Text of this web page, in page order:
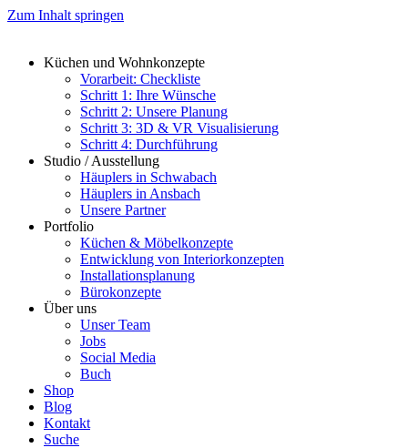
Zum Inhalt springen
Küchen und Wohnkonzepte
Vorarbeit: Checkliste
Schritt 1: Ihre Wünsche
Schritt 2: Unsere Planung
Schritt 3: 3D & VR Visualisierung
Schritt 4: Durchführung
Studio / Ausstellung
Häuplers in Schwabach
Häuplers in Ansbach
Unsere Partner
Portfolio
Küchen & Möbelkonzepte
Entwicklung von Interiorkonzepten
Installationsplanung
Bürokonzepte
Über uns
Unser Team
Jobs
Social Media
Buch
Shop
Blog
Kontakt
Suche